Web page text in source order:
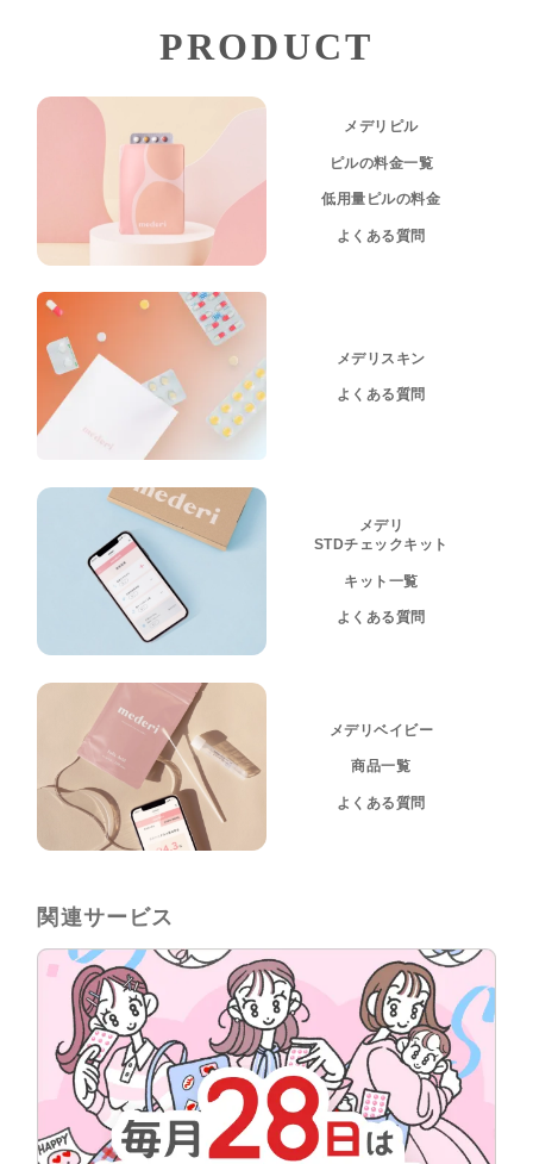
PRODUCT
メデリピル
ピルの料金一覧
低用量ピルの料金
よくある質問
メデリスキン
よくある質問
メデリ
STDチェックキット
キット一覧
よくある質問
メデリベイビー
商品一覧
よくある質問
関連サービス